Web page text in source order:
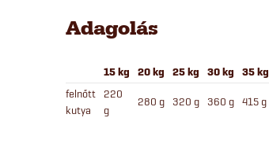
Adagolás
15 kg 20 kg 25 kg 30 kg 35 kg
felnőtt
kutya
220
g
280 g 320 g 360 g 415 g